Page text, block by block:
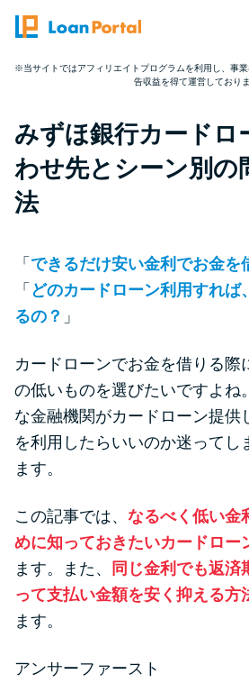
トップページ
おすすめコンテンツ
バレずに借り
審査が不安な方
便利なコンテンツ
カードローン
特集ページ
※当サイトではアフィリエイトプログラムを利用し、事
告収益を得て運営しておりま
みずほ銀行カードロ
わせ先とシーン別の
法
「 できるだけ安い金利でお金を
「 どのカードローン利用すれば
るの？ 」
カードローンでお金を借りる際
の低いものを選びたいですよ
な金融機関がカードローン提供
を利用したらいいのか迷ってし
ます。
この記事では、 なるべく低い金
めに知っておきたいカードロー
ます。また、
同じ金利でも返済
って支払い金額を安く抑える方
ます。
アンサーファースト